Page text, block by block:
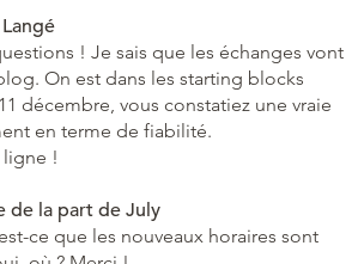
! Je sais que les échanges vont
On est dans les starting blocks
décembre, vous constatiez une vraie
en terme de fiabilité.
ligne !
de la part de July
ce que les nouveaux horaires sont